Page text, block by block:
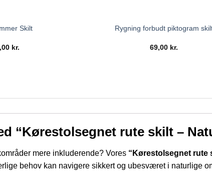
Skilt
kr.
Rygning forbudt piktogram
69,00 kr.
“Kørestolsegnet rute skilt –
mere inkluderende? Vores “Kørestolsegnet rute
behov kan navigere sikkert og ubesværet i naturlige